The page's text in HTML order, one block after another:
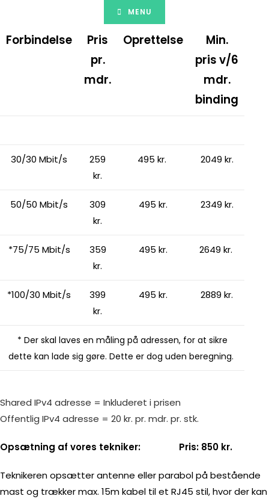
content
MENU
Forbindelse
Pris
pr.
mdr.
Oprettelse
Min.
pris v/6
mdr.
binding
30/30 Mbit/s
259
kr.
495 kr. 2049 kr.
50/50 Mbit/s
309
kr.
495 kr. 2349 kr.
*75/75 Mbit/s
359
kr.
495 kr. 2649 kr.
*100/30 Mbit/s
399
kr.
495 kr. 2889 kr.
* Der skal laves en måling på adressen, for at sikre
dette kan lade sig gøre. Dette er dog uden beregning.
Shared IPv4 adresse = Inkluderet i prisen
Offentlig IPv4 adresse = 20 kr. pr. mdr. pr. stk.
Opsætning af vores tekniker: Pris: 850 kr.
Teknikeren opsætter antenne eller parabol på bestående
mast og trækker max. 15m kabel til et RJ45 stil, hvor der kan